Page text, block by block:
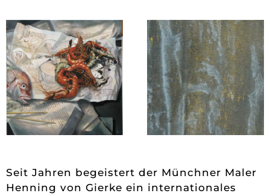
Seit Jahren begeistert der Münchner Maler
Henning von Gierke ein internationales